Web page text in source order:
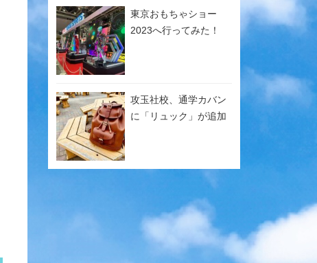
東京おもちゃショー
2023へ行ってみた！
攻玉社校、通学カバン
に「リュック」が追加